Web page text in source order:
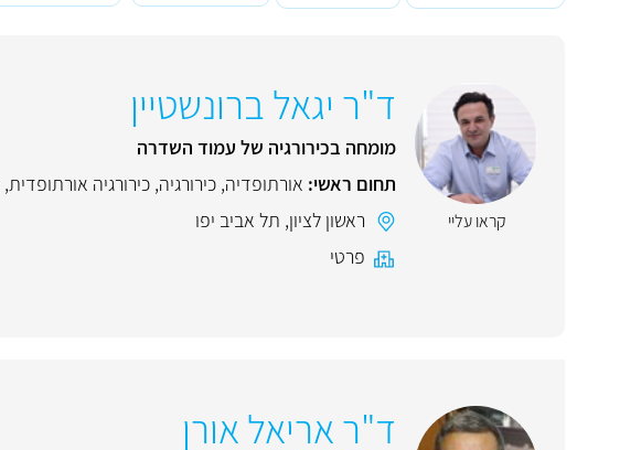
קראו עליי
ד"ר יגאל ברונשטיין
מומחה בכירורגיה של עמוד השדרה
תחום ראשי: אורתופדיה, כירורגיה, כירורגיה אורתופדית,
ראשון לציון, תל אביב יפו
פרטי
ד"ר אריאל אורן